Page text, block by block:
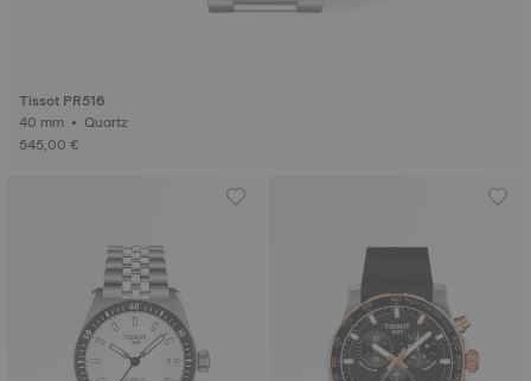
Tissot PR516
40 mm • Quartz
545,00 €